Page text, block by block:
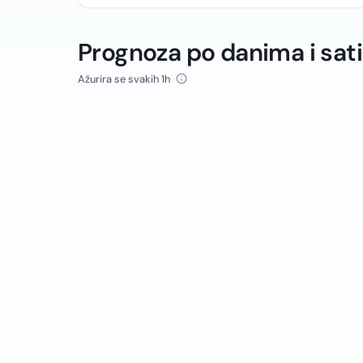
Prognoza po danima i
Ažurira se svakih 1h